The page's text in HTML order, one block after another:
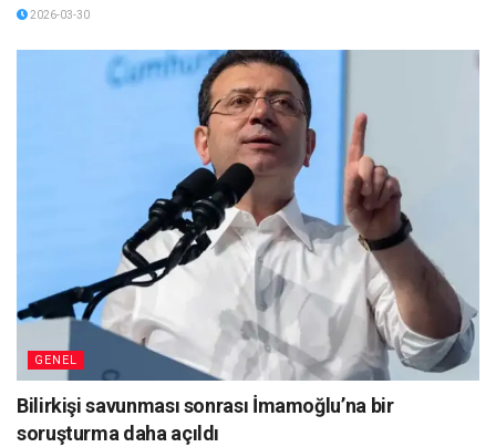
2026-03-30
GENEL
Bilirkişi savunması sonrası İmamoğlu’na bir
soruşturma daha açıldı